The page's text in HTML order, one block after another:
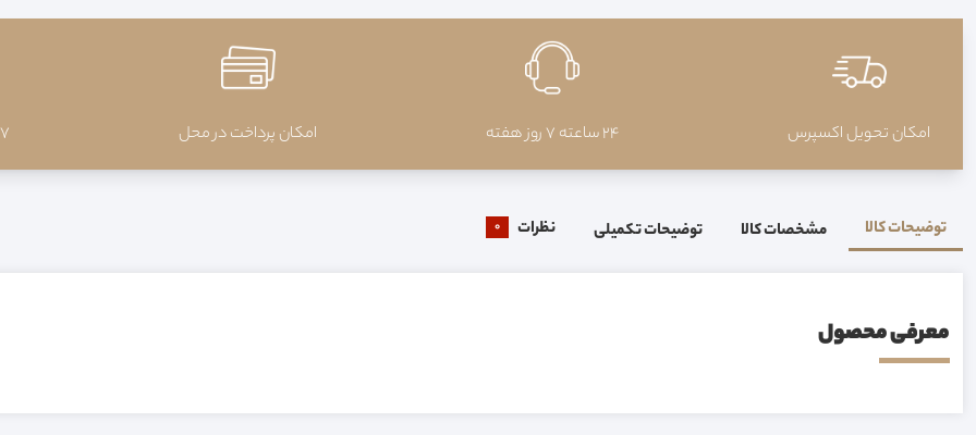
امکان تحویل اکسپرس 24 ساعته 7 روز هفته امکان پرداخت در محل 7 روز ضمانت بازگشت کالا
توضیحات کالا مشخصات کالا توضیحات تکمیلی نظرات 0
معرفی محصول